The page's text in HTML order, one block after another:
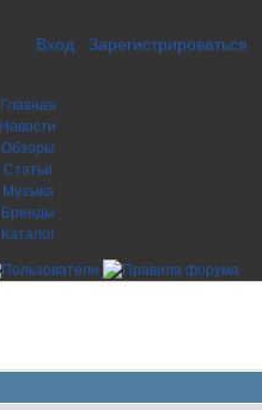
Вход Зарегистрироваться
Главная
Новости
Обзоры
Статьи
Музыка
Бренды
Каталог